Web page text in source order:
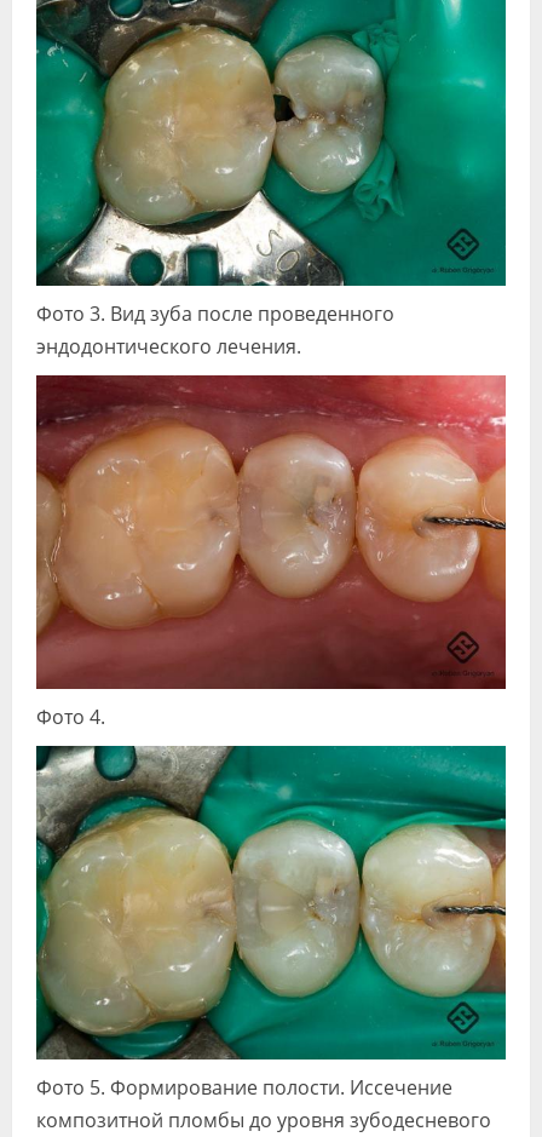
Фото 3. Вид зуба после проведенного
эндодонтического лечения.
Фото 4.
Фото 5. Формирование полости. Иссечение
композитной пломбы до уровня зубодесневого